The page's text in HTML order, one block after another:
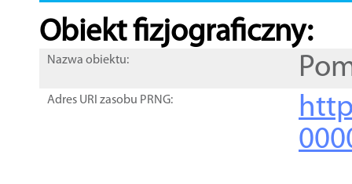
Obiekt fizjograficzny:
Nazwa obiektu:
Adres URI zasobu PRNG: